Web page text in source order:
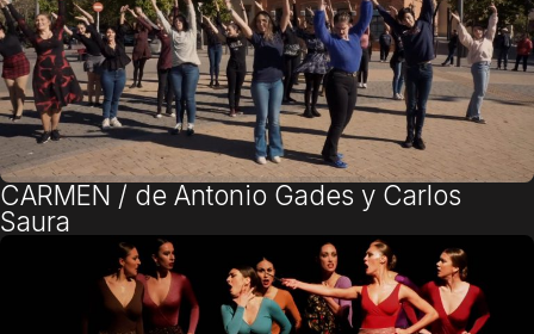
CARMEN / de Antonio Gades y Carlos
Saura